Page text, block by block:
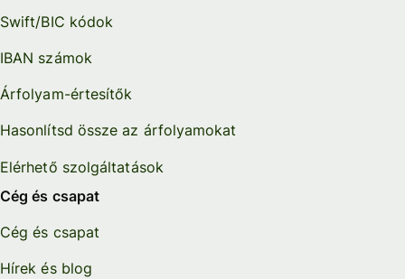
Swift/BIC kódok
IBAN számok
Árfolyam-értesítők
Hasonlítsd össze az árfolyamokat
Elérhető szolgáltatások
Cég és csapat
Cég és csapat
Hírek és blog